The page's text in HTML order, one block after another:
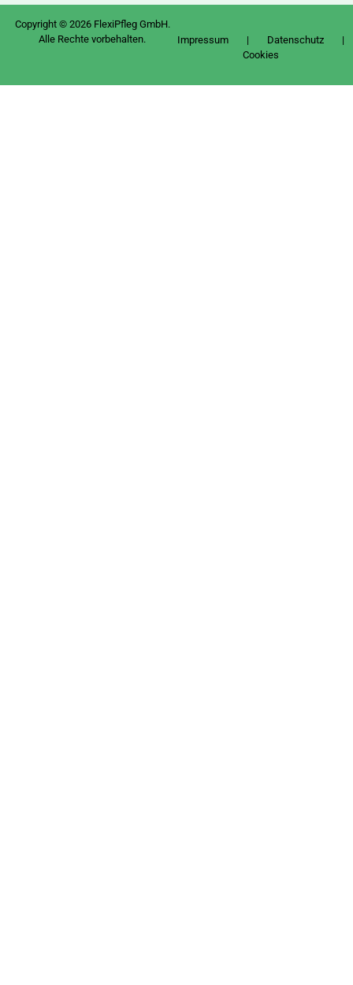
Copyright © 2026 FlexiPfleg GmbH.
Alle Rechte vorbehalten.
Impressum | Datenschutz |
Cookies